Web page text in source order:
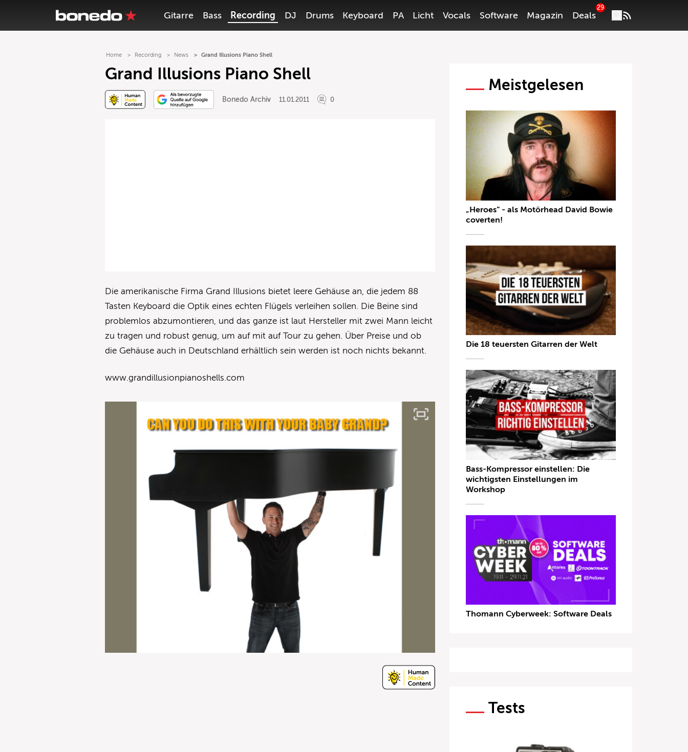
Gitarre Bass Recording DJ Drums Keyboard PA Licht Vocals Software Magazin Deals
29
Home Recording News Grand Illusions Piano Shell
Grand Illusions Piano Shell
Bonedo Archiv 11.01.2011 0
Die amerikanische Firma Grand Illusions bietet leere Gehäuse an, die jedem 88
Tasten Keyboard die Optik eines echten Flügels verleihen sollen. Die Beine sind
problemlos abzumontieren, und das ganze ist laut Hersteller mit zwei Mann leicht
zu tragen und robust genug, um auf mit auf Tour zu gehen. Über Preise und ob
die Gehäuse auch in Deutschland erhältlich sein werden ist noch nichts bekannt.
www.grandillusionpianoshells.com
Meistgelesen
„Heroes“ - als Motörhead David Bowie
coverten!
Die 18 teuersten Gitarren der Welt
Bass-Kompressor einstellen: Die
wichtigsten Einstellungen im
Workshop
Thomann Cyberweek: Software Deals
Tests